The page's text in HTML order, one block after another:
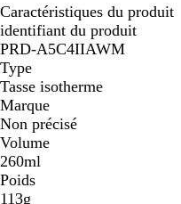
Caractéristiques du produit
identifiant du produit
PRD-A5C4IIAWM
Type
Tasse isotherme
Marque
Non précisé
Volume
260ml
Poids
113g